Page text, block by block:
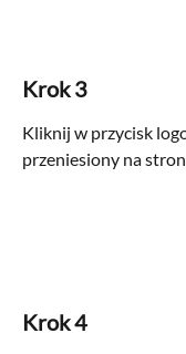
Krok 3
Kliknij w przycisk
przeniesiony na
Krok 4